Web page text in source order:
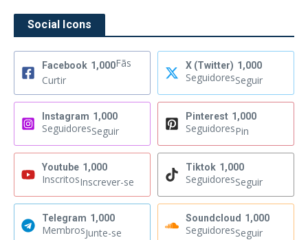
Social Icons
Facebook 1,000Fãs
Curtir
X (Twitter) 1,000
SeguidoresSeguir
Instagram 1,000
SeguidoresSeguir
Pinterest 1,000
SeguidoresPin
Youtube 1,000
InscritosInscrever-se
Tiktok 1,000
SeguidoresSeguir
Telegram 1,000
MembrosJunte-se
Soundcloud 1,000
SeguidoresSeguir